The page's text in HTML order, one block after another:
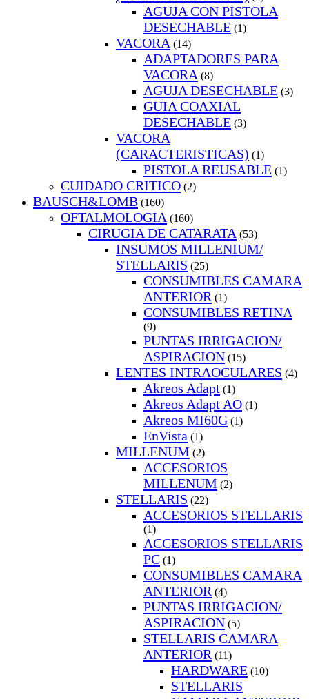
AGUJA CON PISTOLA
DESECHABLE (1)
VACORA (14)
ADAPTADORES PARA
VACORA (8)
AGUJA DESECHABLE (3)
GUIA COAXIAL
DESECHABLE (3)
VACORA
(CARACTERISTICAS) (1)
PISTOLA REUSABLE (1)
CUIDADO CRITICO (2)
BAUSCH&LOMB (160)
OFTALMOLOGIA (160)
CIRUGIA DE CATARATA (53)
INSUMOS MILLENIUM/
STELLARIS (25)
CONSUMIBLES CAMARA
ANTERIOR (1)
CONSUMIBLES RETINA
(9)
PUNTAS IRRIGACION/
ASPIRACION (15)
LENTES INTRAOCULARES (4)
Akreos Adapt (1)
Akreos Adapt AO (1)
Akreos MI60G (1)
EnVista (1)
MILLENUM (2)
ACCESORIOS
MILLENUM (2)
STELLARIS (22)
ACCESORIOS STELLARIS
(1)
ACCESORIOS STELLARIS
PC (1)
CONSUMIBLES CAMARA
ANTERIOR (4)
PUNTAS IRRIGACION/
ASPIRACION (5)
STELLARIS CAMARA
ANTERIOR (11)
HARDWARE (10)
STELLARIS